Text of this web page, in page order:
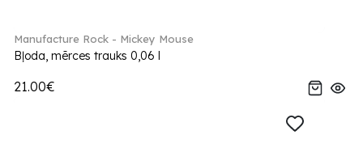
Manufacture Rock - Mickey Mouse
Bļoda, mērces trauks 0,06 l
21.00€